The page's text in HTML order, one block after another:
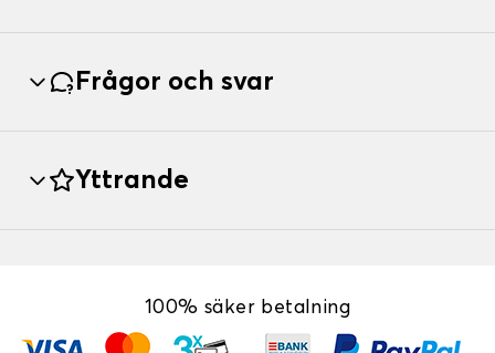
Frågor och svar
Yttrande
100% säker betalning